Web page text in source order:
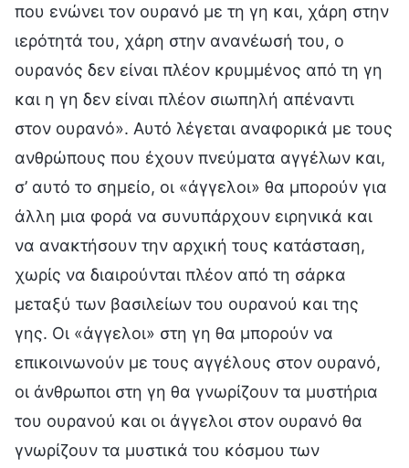
που ενώνει τον ουρανό με τη γη και, χάρη στην
ιερότητά του, χάρη στην ανανέωσή του, ο
ουρανός δεν είναι πλέον κρυμμένος από τη γη
και η γη δεν είναι πλέον σιωπηλή απέναντι
στον ουρανό». Αυτό λέγεται αναφορικά με τους
ανθρώπους που έχουν πνεύματα αγγέλων και,
σ’ αυτό το σημείο, οι «άγγελοι» θα μπορούν για
άλλη μια φορά να συνυπάρχουν ειρηνικά και
να ανακτήσουν την αρχική τους κατάσταση,
χωρίς να διαιρούνται πλέον από τη σάρκα
μεταξύ των βασιλείων του ουρανού και της
γης. Οι «άγγελοι» στη γη θα μπορούν να
επικοινωνούν με τους αγγέλους στον ουρανό,
οι άνθρωποι στη γη θα γνωρίζουν τα μυστήρια
του ουρανού και οι άγγελοι στον ουρανό θα
γνωρίζουν τα μυστικά του κόσμου των